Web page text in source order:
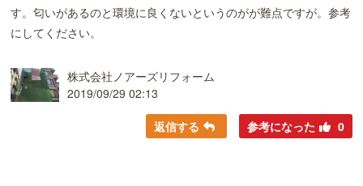
す。匂いがあるのと環境に良くないというのがが難点ですが。参考
にしてください。
株式会社ノアーズリフォーム
2019/09/29 02:13
返信する 参考になった 0